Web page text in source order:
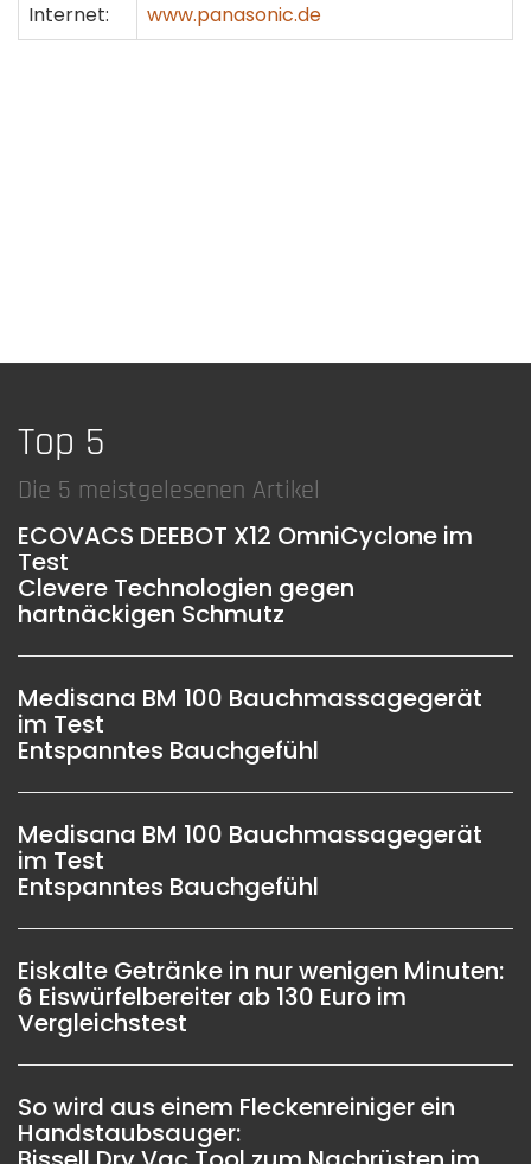
Internet: www.panasonic.de
Top 5
Die 5 meistgelesenen Artikel
ECOVACS DEEBOT X12 OmniCyclone im
Test
Clevere Technologien gegen
hartnäckigen Schmutz
Medisana BM 100 Bauchmassagegerät
im Test
Entspanntes Bauchgefühl
Medisana BM 100 Bauchmassagegerät
im Test
Entspanntes Bauchgefühl
Eiskalte Getränke in nur wenigen Minuten:
6 Eiswürfelbereiter ab 130 Euro im
Vergleichstest
So wird aus einem Fleckenreiniger ein
Handstaubsauger: